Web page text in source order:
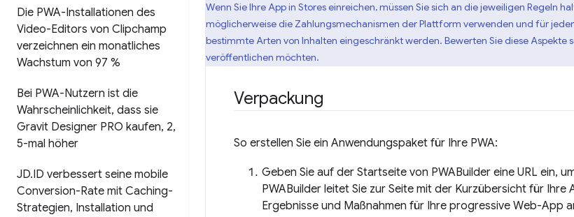
Die PWA-Installationen des
Video-Editors von Clipchamp
verzeichnen ein monatliches
Wachstum von 97 %
Bei PWA-Nutzern ist die
Wahrscheinlichkeit, dass sie
Gravit Designer PRO kaufen, 2,
5-mal höher
JD.ID verbessert seine mobile
Conversion-Rate mit Caching-
Strategien, Installation und
Wenn Sie Ihre App in Stores einreichen, müssen Sie sich an die jeweiligen Regeln
möglicherweise die Zahlungsmechanismen der Plattform verwenden und für
bestimmte Arten von Inhalten eingeschränkt werden. Bewerten Sie diese Aspekte
veröffentlichen möchten.
Verpackung
So erstellen Sie ein Anwendungspaket für Ihre PWA:
Geben Sie auf der Startseite von PWABuilder eine URL ein,
PWABuilder leitet Sie zur Seite mit der Kurzübersicht für
Ergebnisse und Maßnahmen für Ihre progressive Web-App